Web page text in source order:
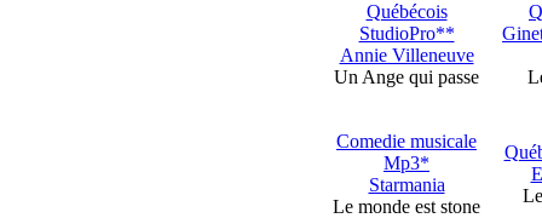
Québécois
StudioPro**
Annie Villeneuve
Un Ange qui passe
Comedie musicale
Mp3*
Starmania
Le monde est stone